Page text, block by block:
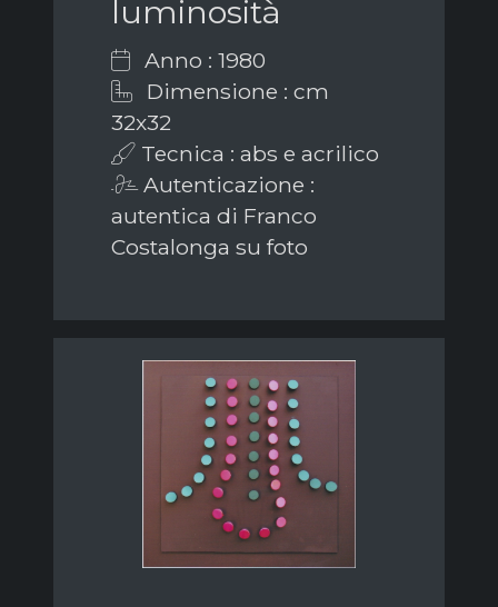
luminosità
Anno : 1980
Dimensione : cm
32x32
Tecnica : abs e acrilico
Autenticazione :
autentica di Franco
Costalonga su foto